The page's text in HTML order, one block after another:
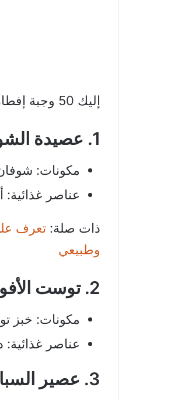
إليك 50 وجبة إفطار متنوعة تحتوي على عناصر غذائية مختلفة ومتوازنة:
1. عصيدة الشوفان مع الفواكه:
مكونات:
عناصر غذائية:
ذات صلة: تعرف
وطبيعي
2. توست الأفوكادو مع البيض المسلوق:
مكونات: خبز
عناصر
3. عصير السبانخ والتفاح: